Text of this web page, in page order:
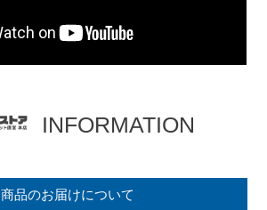
INFORMATION
商品のお届けについて